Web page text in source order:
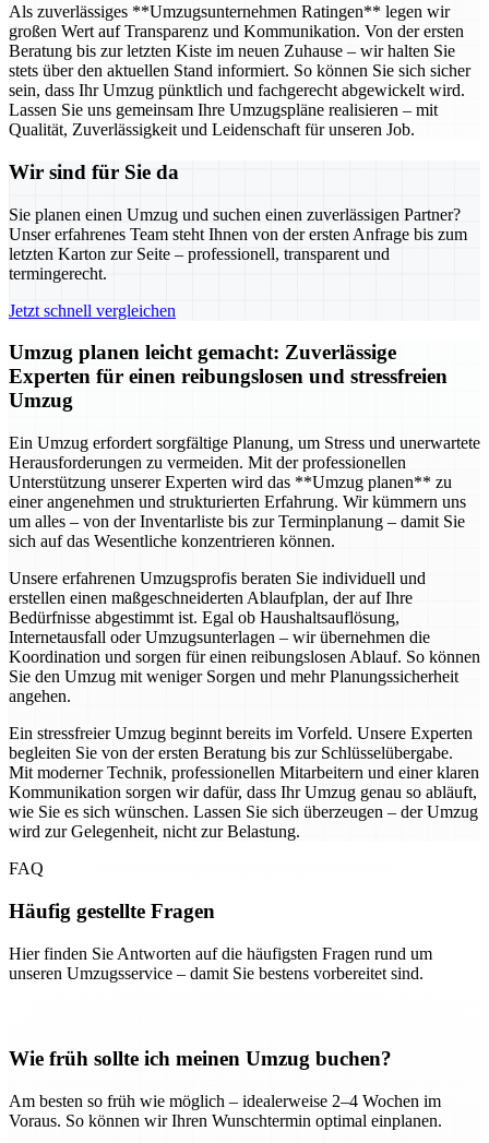
Als zuverlässiges **Umzugsunternehmen Ratingen** legen wir
großen Wert auf Transparenz und Kommunikation. Von der ersten
Beratung bis zur letzten Kiste im neuen Zuhause – wir halten Sie
stets über den aktuellen Stand informiert. So können Sie sich sicher
sein, dass Ihr Umzug pünktlich und fachgerecht abgewickelt wird.
Lassen Sie uns gemeinsam Ihre Umzugspläne realisieren – mit
Qualität, Zuverlässigkeit und Leidenschaft für unseren Job.
Wir sind für Sie da
Sie planen einen Umzug und suchen einen zuverlässigen Partner?
Unser erfahrenes Team steht Ihnen von der ersten Anfrage bis zum
letzten Karton zur Seite – professionell, transparent und
termingerecht.
Jetzt schnell vergleichen
Umzug planen leicht gemacht: Zuverlässige
Experten für einen reibungslosen und stressfreien
Umzug
Ein Umzug erfordert sorgfältige Planung, um Stress und unerwartete
Herausforderungen zu vermeiden. Mit der professionellen
Unterstützung unserer Experten wird das **Umzug planen** zu
einer angenehmen und strukturierten Erfahrung. Wir kümmern uns
um alles – von der Inventarliste bis zur Terminplanung – damit Sie
sich auf das Wesentliche konzentrieren können.
Unsere erfahrenen Umzugsprofis beraten Sie individuell und
erstellen einen maßgeschneiderten Ablaufplan, der auf Ihre
Bedürfnisse abgestimmt ist. Egal ob Haushaltsauflösung,
Internetausfall oder Umzugsunterlagen – wir übernehmen die
Koordination und sorgen für einen reibungslosen Ablauf. So können
Sie den Umzug mit weniger Sorgen und mehr Planungssicherheit
angehen.
Ein stressfreier Umzug beginnt bereits im Vorfeld. Unsere Experten
begleiten Sie von der ersten Beratung bis zur Schlüsselübergabe.
Mit moderner Technik, professionellen Mitarbeitern und einer klaren
Kommunikation sorgen wir dafür, dass Ihr Umzug genau so abläuft,
wie Sie es sich wünschen. Lassen Sie sich überzeugen – der Umzug
wird zur Gelegenheit, nicht zur Belastung.
FAQ
Häufig gestellte Fragen
Hier finden Sie Antworten auf die häufigsten Fragen rund um
unseren Umzugsservice – damit Sie bestens vorbereitet sind.
Wie früh sollte ich meinen Umzug buchen?
Am besten so früh wie möglich – idealerweise 2–4 Wochen im
Voraus. So können wir Ihren Wunschtermin optimal einplanen.